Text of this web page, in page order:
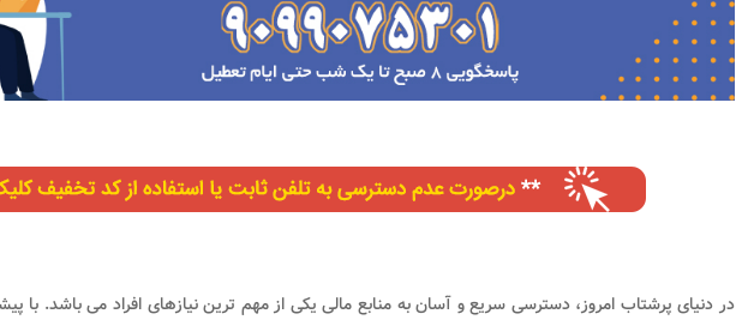
در دنیای پرشتاب امروز، دسترسی سریع و آسان به منابع مالی یکی از مهم ترین نیازهای افراد می باشد. با